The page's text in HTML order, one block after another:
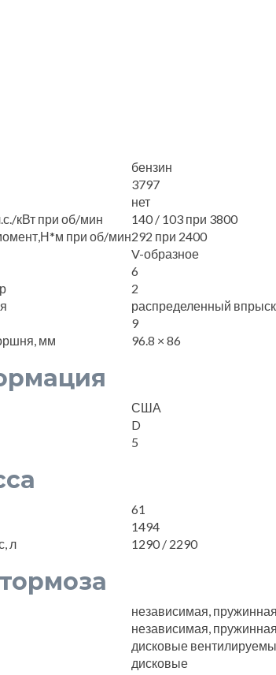
бензин
3797
нет
кВт при об/мин
140 / 103 при 3800
при об/мин292 при 2400
V-образное
6
2
распределенный впрыск
9
мм
96.8 × 86
США
D
5
61
1494
л
1290 / 2290
независимая, пружинная
независимая, пружинная
дисковые
дисковые